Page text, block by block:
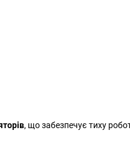
, що забезпечує тиху